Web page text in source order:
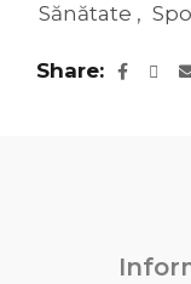
Sănătate ,
Share